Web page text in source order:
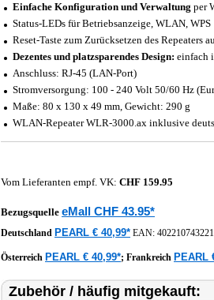
Einfache Konfiguration und Verwaltung per
Status-LEDs für Betriebsanzeige, WLAN, WPS
Reset-Taste zum Zurücksetzen des Repeaters
Dezentes und platzsparendes Design: einfach
Anschluss: RJ-45 (LAN-Port)
Stromversorgung: 100 - 240 Volt 50/60 Hz
Maße: 80 x 130 x 49 mm, Gewicht: 290 g
WLAN-Repeater WLR-3000.ax inklusive
Vom Lieferanten empf. VK: CHF 159.95
Bezugsquelle eMall CHF 43.95*
Deutschland PEARL € 40,99* EAN:
Österreich PEARL € 40,99*; Frankreich PEARL
Zubehör / häufig mitgekauft: